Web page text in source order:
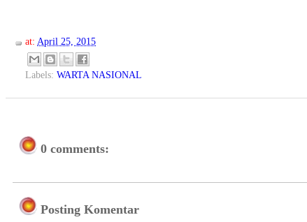
at: April 25, 2015
Labels: WARTA NASIONAL
0 comments:
Posting Komentar